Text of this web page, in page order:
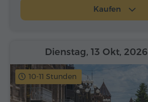
Kaufen
10-11 Stunden
Dienstag, 13 Okt, 2026